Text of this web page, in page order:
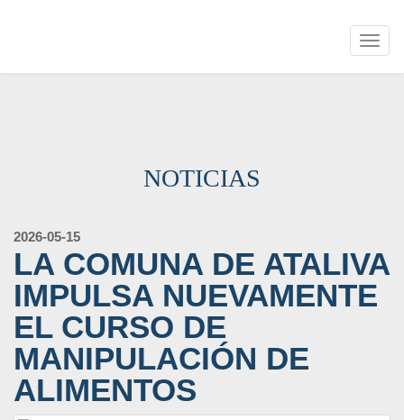
NOTICIAS
2026-05-15
LA COMUNA DE ATALIVA
IMPULSA NUEVAMENTE
EL CURSO DE
MANIPULACIÓN DE
ALIMENTOS